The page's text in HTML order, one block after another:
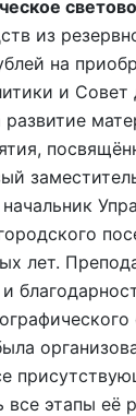
из
на
и Совет
лет.
этапы её